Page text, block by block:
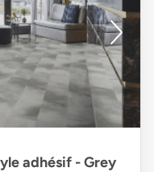
adhésif - Grey